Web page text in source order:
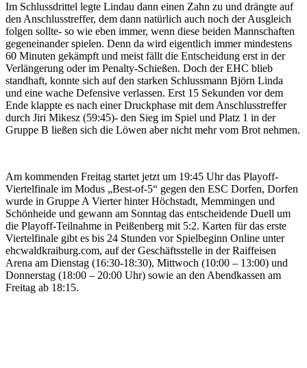
Im Schlussdrittel legte Lindau dann einen Zahn zu und drängte auf
den Anschlusstreffer, dem dann natürlich auch noch der Ausgleich
folgen sollte- so wie eben immer, wenn diese beiden Mannschaften
gegeneinander spielen. Denn da wird eigentlich immer mindestens
60 Minuten gekämpft und meist fällt die Entscheidung erst in der
Verlängerung oder im Penalty-Schießen. Doch der EHC blieb
standhaft, konnte sich auf den starken Schlussmann Björn Linda
und eine wache Defensive verlassen. Erst 15 Sekunden vor dem
Ende klappte es nach einer Druckphase mit dem Anschlusstreffer
durch Jiri Mikesz (59:45)- den Sieg im Spiel und Platz 1 in der
Gruppe B ließen sich die Löwen aber nicht mehr vom Brot nehmen.
Am kommenden Freitag startet jetzt um 19:45 Uhr das Playoff-
Viertelfinale im Modus „Best-of-5“ gegen den ESC Dorfen, Dorfen
wurde in Gruppe A Vierter hinter Höchstadt, Memmingen und
Schönheide und gewann am Sonntag das entscheidende Duell um
die Playoff-Teilnahme in Peißenberg mit 5:2. Karten für das erste
Viertelfinale gibt es bis 24 Stunden vor Spielbeginn Online unter
ehcwaldkraiburg.com, auf der Geschäftsstelle in der Raiffeisen
Arena am Dienstag (16:30-18:30), Mittwoch (10:00 – 13:00) und
Donnerstag (18:00 – 20:00 Uhr) sowie an den Abendkassen am
Freitag ab 18:15.